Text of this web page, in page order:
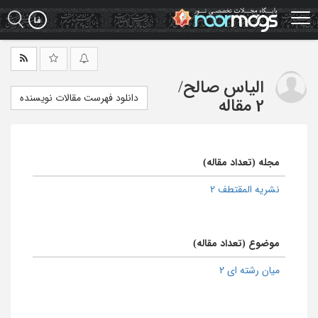
Skip
to
main
الیاس صالح/
2 مقاله
دانلود فهرست مقالات نویسنده
مجله (تعداد مقاله)
نشریه المقتطف 2
موضوع (تعداد مقاله)
میان رشته ای 2